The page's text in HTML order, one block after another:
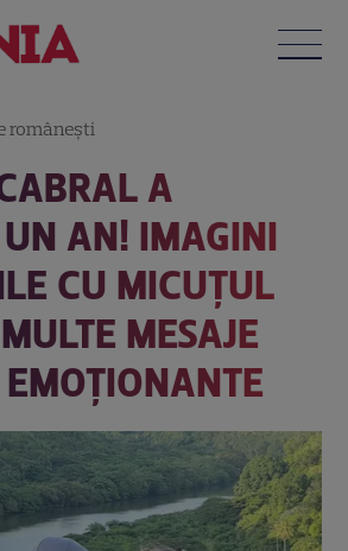
româneşti
A
AN! IMAGINI
CU MICUȚUL
MESAJE